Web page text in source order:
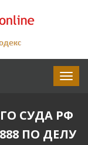
СУДА РФ
ПО ДЕЛУ